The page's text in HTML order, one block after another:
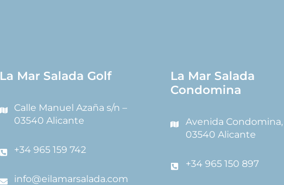
La Mar Salada Golf
Calle Manuel Azaña s/n –
03540 Alicante
+34 965 159 742
info@eilamarsalada.com
La Mar Salada
Condomina
Avenida Condomina,
03540 Alicante
+34 965 150 897